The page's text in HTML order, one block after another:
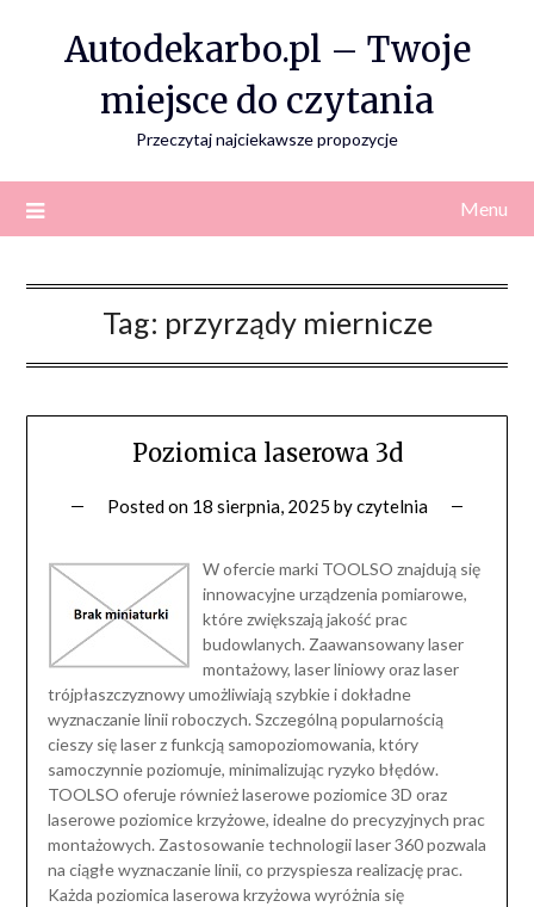
Autodekarbo.pl – Twoje
miejsce do czytania
Przeczytaj najciekawsze propozycje
Menu
Tag: przyrządy miernicze
Poziomica laserowa 3d
Posted on 18 sierpnia, 2025 byczytelnia
W ofercie marki TOOLSO znajdują się
innowacyjne urządzenia pomiarowe,
które zwiększają jakość prac
budowlanych. Zaawansowany laser
montażowy, laser liniowy oraz laser
trójpłaszczyznowy umożliwiają szybkie i dokładne
wyznaczanie linii roboczych. Szczególną popularnością
cieszy się laser z funkcją samopoziomowania, który
samoczynnie poziomuje, minimalizując ryzyko błędów.
TOOLSO oferuje również laserowe poziomice 3D oraz
laserowe poziomice krzyżowe, idealne do precyzyjnych prac
montażowych. Zastosowanie technologii laser 360 pozwala
na ciągłe wyznaczanie linii, co przyspiesza realizację prac.
Każda poziomica laserowa krzyżowa wyróżnia się